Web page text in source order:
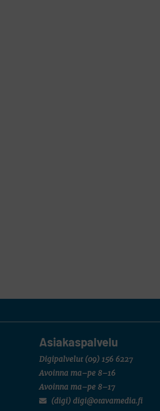
Asiakaspalvelu
Digipalvelut (09) 156 6227
Avoinna ma–pe 8–16
Avoinna ma–pe 8–17
(digi) digi@otavamedia.fi